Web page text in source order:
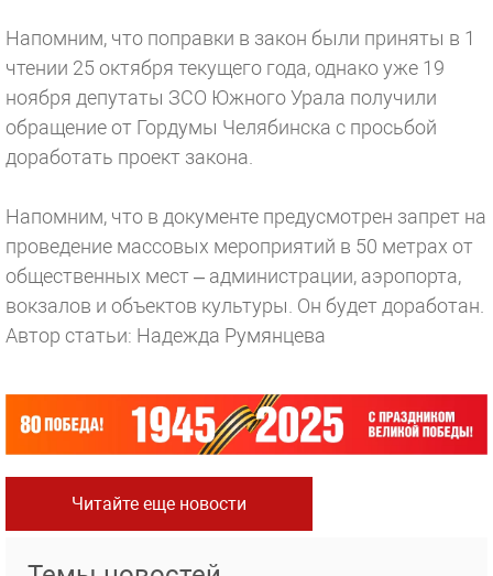
Напомним, что поправки в закон были приняты в 1
чтении 25 октября текущего года, однако уже 19
ноября депутаты ЗСО Южного Урала получили
обращение от Гордумы Челябинска с просьбой
доработать проект закона.
Напомним, что в документе предусмотрен запрет на
проведение массовых мероприятий в 50 метрах от
общественных мест – администрации, аэропорта,
вокзалов и объектов культуры. Он будет доработан.
Автор статьи: Надежда Румянцева
Читайте еще новости